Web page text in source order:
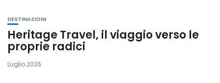
DESTINAZIONI
Heritage Travel, il viaggio verso le
proprie radici
Luglio 2026